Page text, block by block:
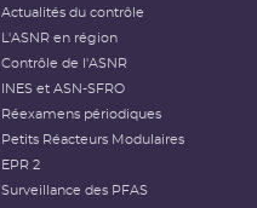
Actualités du contrôle
L'ASNR en région
Contrôle de l'ASNR
INES et ASN-SFRO
Réexamens périodiques
Petits Réacteurs Modulaires
EPR 2
Surveillance des PFAS